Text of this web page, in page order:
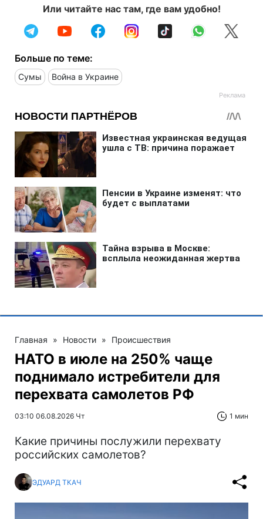
Или читайте нас там, где вам удобно!
Больше по теме:
Сумы Война в Украине
Главная » Новости » Происшествия
НАТО в июле на 250% чаще
поднимало истребители для
перехвата самолетов РФ
03:10 06.08.2026 Чт 1 мин
Какие причины послужили перехвату
российских самолетов?
ЭДУАРД ТКАЧ